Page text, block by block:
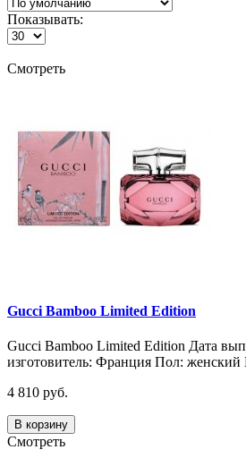
Показывать:
Смотреть
Gucci Bamboo Limited Edition
Gucci Bamboo Limited Edition Дата
изготовитель: Франция Пол: женский
4 810 руб.
В корзину
Смотреть